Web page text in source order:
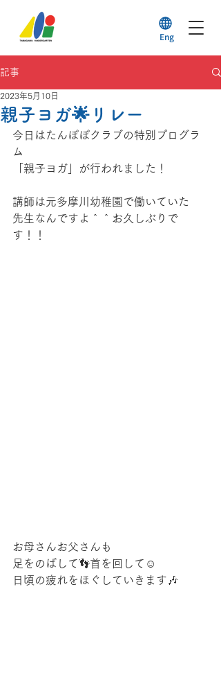
Eng
記事
親子ヨガ🌟リレー
2023年5月10日
今日はたんぽぽクラブの特別プログラ
ム
「親子ヨガ」が行われました！
講師は元多摩川幼稚園で働いていた
先生なんですよ＾＾お久しぶりで
す！！
お母さんお父さんも
足をのばして👣首を回して☺
日頃の疲れをほぐしていきます🎶